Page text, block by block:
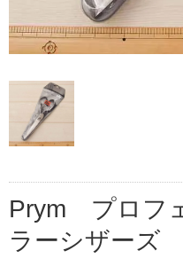
Prym プロフ
ラーシザーズ